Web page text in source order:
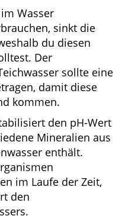
Wasser
sinkt die
du diesen
Der
sollte eine
damit diese
kommen.
den pH-Wert
Mineralien aus
enthält.
im Laufe der Zeit,
den